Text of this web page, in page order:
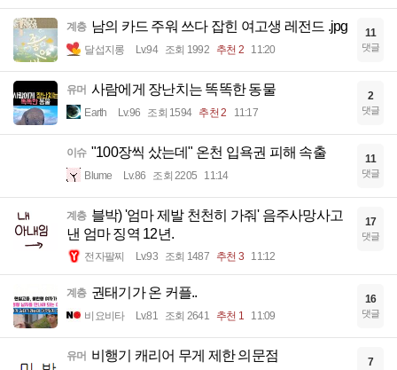
계층 남의 카드 주워 쓰다 잡힌 여고생 레전드 .jpg
달섭지롱 Lv.94 조회 1992 추천 2 11:20
11
댓글
유머 사람에게 장난치는 똑똑한 동물
Earth Lv.96 조회 1594 추천 2 11:17
2
댓글
이슈 "100장씩 샀는데" 온천 입욕권 피해 속출
Blume Lv.86 조회 2205 11:14
11
댓글
계층 블박) '엄마 제발 천천히 가줘' 음주사망사고
낸 엄마 징역 12년.
전자팔찌 Lv.93 조회 1487 추천 3 11:12
17
댓글
계층 권태기가 온 커플..
비요비타 Lv.81 조회 2641 추천 1 11:09
16
댓글
유머 비행기 캐리어 무게 제한 의문점 7